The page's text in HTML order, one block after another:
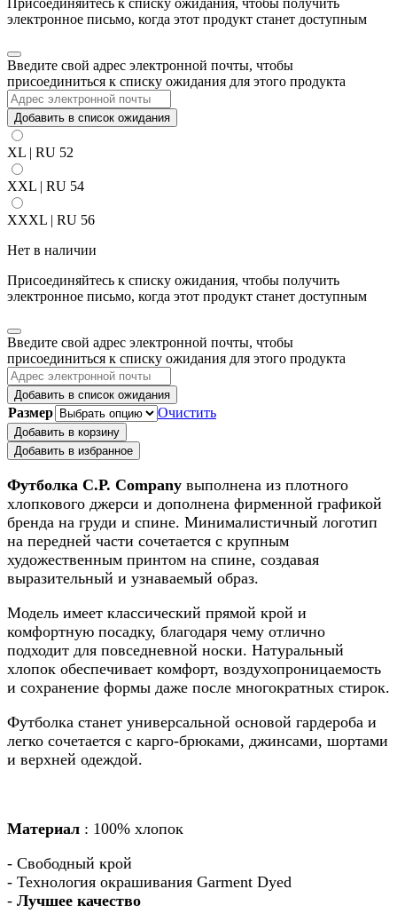
Присоединяйтесь к списку ожидания, чтобы получить
электронное письмо, когда этот продукт станет доступным
Закрыть
уведомление
Введите свой адрес электронной почты, чтобы
присоединиться к списку ожидания для этого продукта
Добавить в список ожидания
XL | RU 52
XXL | RU 54
XXXL | RU 56
Нет в наличии
Присоединяйтесь к списку ожидания, чтобы получить
электронное письмо, когда этот продукт станет доступным
Закрыть
уведомление
Введите свой адрес электронной почты, чтобы
присоединиться к списку ожидания для этого продукта
Добавить в список ожидания
Размер Очистить
Добавить в корзину
Добавить в избранное
Футболка C.P. Company выполнена из плотного
хлопкового джерси и дополнена фирменной графикой
бренда на груди и спине. Минималистичный логотип
на передней части сочетается с крупным
художественным принтом на спине, создавая
выразительный и узнаваемый образ.
Модель имеет классический прямой крой и
комфортную посадку, благодаря чему отлично
подходит для повседневной носки. Натуральный
хлопок обеспечивает комфорт, воздухопроницаемость
и сохранение формы даже после многократных стирок.
Футболка станет универсальной основой гардероба и
легко сочетается с карго-брюками, джинсами, шортами
и верхней одеждой.
Материал : 100% хлопок
- Свободный крой
- Технология окрашивания Garment Dyed
- Лучшее качество